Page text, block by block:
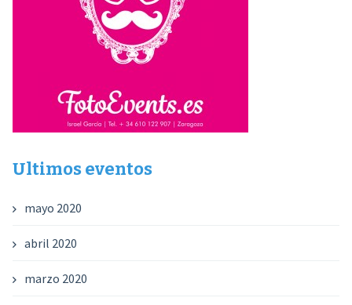
Ultimos eventos
mayo 2020
abril 2020
marzo 2020